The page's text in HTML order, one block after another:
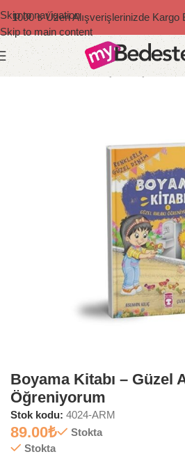
Skip to navigation
Skip to main content
1000 ₺ Üzeri Alışverişlerinizde Kargo
Ana Sayfa Bedesten Çocuk Çocuk
Boyama Kitabı – Güzel
Öğreniyorum
Stok kodu: 4024-ARM
89.00₺
Stokta
Stokta